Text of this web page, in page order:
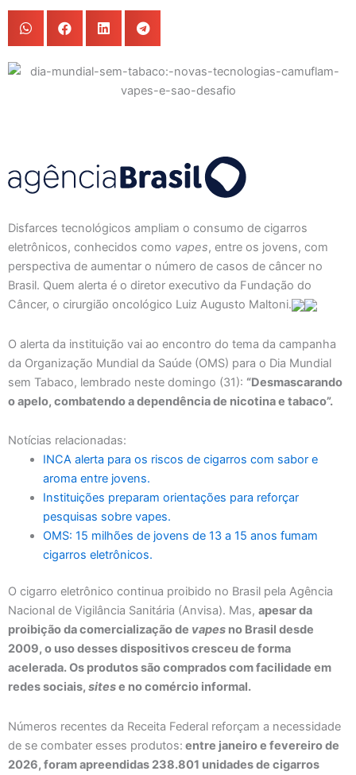
Disfarces tecnológicos ampliam o consumo de cigarros
eletrônicos, conhecidos como vapes, entre os jovens, com
perspectiva de aumentar o número de casos de câncer no
Brasil. Quem alerta é o diretor executivo da Fundação do
Câncer, o cirurgião oncológico Luiz Augusto Maltoni.
O alerta da instituição vai ao encontro do tema da campanha
da Organização Mundial da Saúde (OMS) para o Dia Mundial
sem Tabaco, lembrado neste domingo (31): “Desmascarando
o apelo, combatendo a dependência de nicotina e tabaco”.
Notícias relacionadas:
INCA alerta para os riscos de cigarros com sabor e
aroma entre jovens.
Instituições preparam orientações para reforçar
pesquisas sobre vapes.
OMS: 15 milhões de jovens de 13 a 15 anos fumam
cigarros eletrônicos.
O cigarro eletrônico continua proibido no Brasil pela Agência
Nacional de Vigilância Sanitária (Anvisa). Mas, apesar da
proibição da comercialização de vapes no Brasil desde
2009, o uso desses dispositivos cresceu de forma
acelerada. Os produtos são comprados com facilidade em
redes sociais, sitese no comércio informal.
Números recentes da Receita Federal reforçam a necessidade
de se combater esses produtos: entre janeiro e fevereiro de
2026, foram apreendidas 238.801 unidades de cigarros